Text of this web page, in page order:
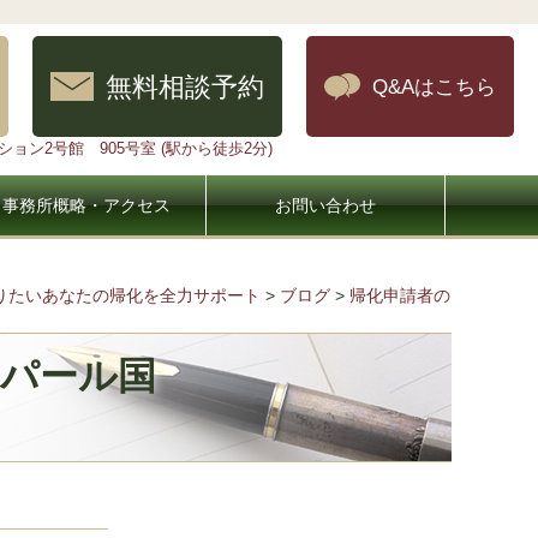
無料相談予約 Q&Aはこちら
ョン2号館 905号室 (駅から徒歩2分)
事務所概略・アクセス お問い合わせ
いあなたの帰化を全力サポート > ブログ > 帰化申請者の
ール国